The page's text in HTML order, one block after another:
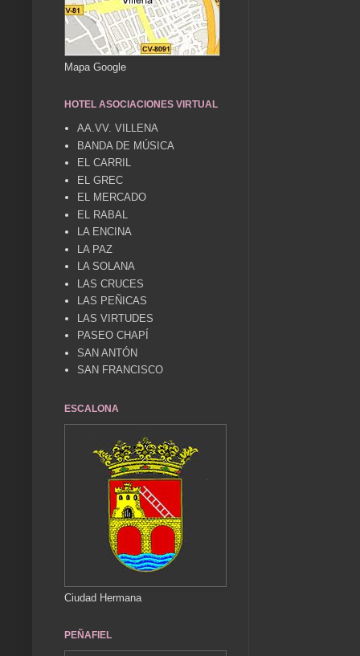
Mapa Google
HOTEL ASOCIACIONES VIRTUAL
AA.VV. VILLENA
BANDA DE MÚSICA
EL CARRIL
EL GREC
EL MERCADO
EL RABAL
LA ENCINA
LA PAZ
LA SOLANA
LAS CRUCES
LAS PEÑICAS
LAS VIRTUDES
PASEO CHAPÍ
SAN ANTÓN
SAN FRANCISCO
ESCALONA
Ciudad Hermana
PEÑAFIEL